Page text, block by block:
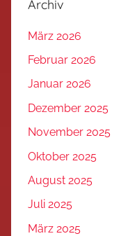
Archiv
März 2026
Februar 2026
Januar 2026
Dezember 2025
November 2025
Oktober 2025
August 2025
Juli 2025
März 2025